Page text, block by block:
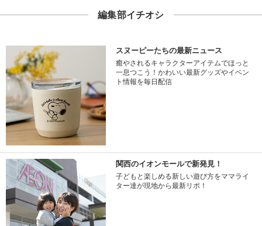
編集部イチオシ
スヌーピーたちの最新ニュース
癒やされるキャラクターアイテムでほっと
一息つこう！かわいい最新グッズやイベン
ト情報を毎日配信
関西のイオンモールで新発見！
子どもと楽しめる新しい遊び方をママライ
ター達が現地から最新リポ！